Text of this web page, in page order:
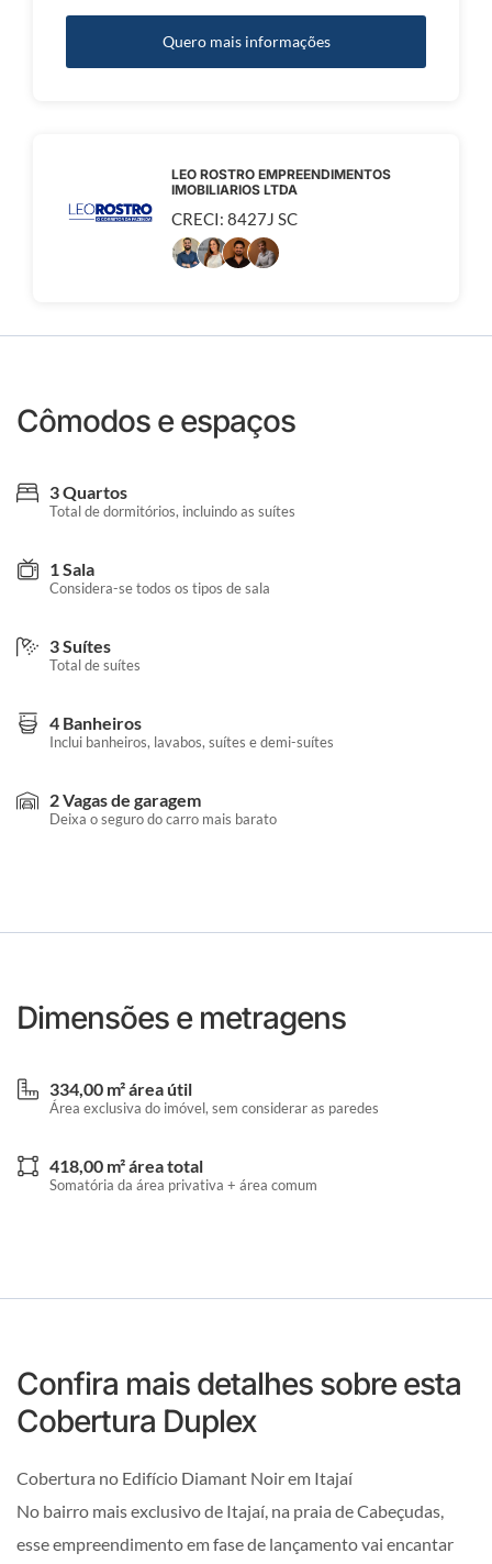
Quero mais informações
LEO ROSTRO EMPREENDIMENTOS
IMOBILIARIOS LTDA
CRECI: 8427J SC
Cômodos e espaços
3 Quartos
Total de dormitórios, incluindo as suítes
1 Sala
Considera-se todos os tipos de sala
3 Suítes
Total de suítes
4 Banheiros
Inclui banheiros, lavabos, suítes e demi-suítes
2 Vagas de garagem
Deixa o seguro do carro mais barato
Dimensões e metragens
334,00 m² área útil
Área exclusiva do imóvel, sem considerar as paredes
418,00 m² área total
Somatória da área privativa + área comum
Confira mais detalhes sobre esta
Cobertura Duplex
Cobertura no Edifício Diamant Noir em Itajaí
No bairro mais exclusivo de Itajaí, na praia de Cabeçudas,
esse empreendimento em fase de lançamento vai encantar